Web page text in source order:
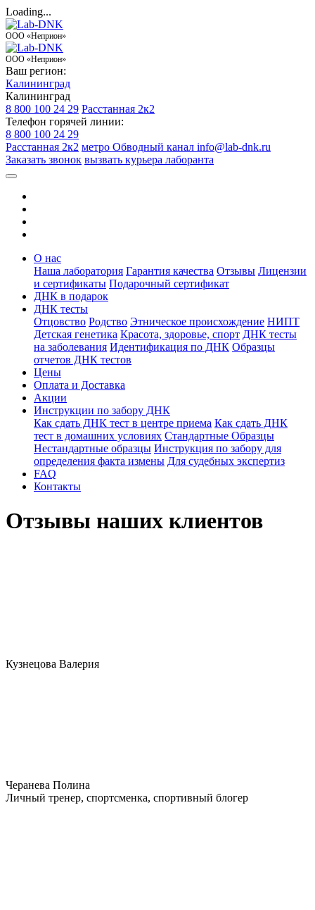
Loading...
ООО «Неприон»
ООО «Неприон»
Ваш регион:
Калининград
Калининград
8 800 100 24 29 Расстанная 2к2
Телефон горячей линии:
8 800 100 24 29
Расстанная 2к2 метро Обводный канал info@lab-dnk.ru
Заказать звонок вызвать курьера лаборанта
О нас
Наша лаборатория Гарантия качества Отзывы Лицензии
и сертификаты Подарочный сертификат
ДНК в подарок
ДНК тесты
Отцовство Родство Этническое происхождение НИПТ
Детская генетика Красота, здоровье, спорт ДНК тесты
на заболевания Идентификация по ДНК Образцы
отчетов ДНК тестов
Цены
Оплата и Доставка
Акции
Инструкции по забору ДНК
Как сдать ДНК тест в центре приема Как сдать ДНК
тест в домашних условиях Стандартные Образцы
Нестандартные образцы Инструкция по забору для
определения факта измены Для судебных экспертиз
FAQ
Контакты
Отзывы наших клиентов
Кузнецова Валерия
Черанева Полина
Личный тренер, спортсменка, спортивный блогер